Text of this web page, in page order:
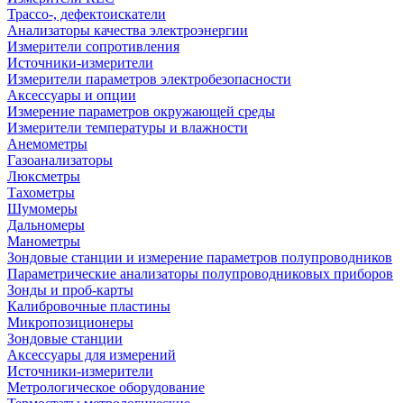
Трассо-, дефектоискатели
Анализаторы качества электроэнергии
Измерители сопротивления
Источники-измерители
Измерители параметров электробезопасности
Аксессуары и опции
Измерение параметров окружающей среды
Измерители температуры и влажности
Анемометры
Газоанализаторы
Люксметры
Тахометры
Шумомеры
Дальномеры
Манометры
Зондовые станции и измерение параметров полупроводников
Параметрические анализаторы полупроводниковых приборов
Зонды и проб-карты
Калибровочные пластины
Микропозиционеры
Зондовые станции
Аксессуары для измерений
Источники-измерители
Метрологическое оборудование